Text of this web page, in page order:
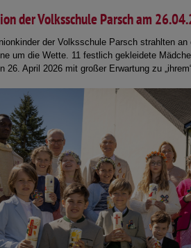
der Volksschule Parsch am
der Volksschule Parsch strahlten an
um die Wette. 11 festlich gekleidete
26. April 2026 mit großer Erwartung zu